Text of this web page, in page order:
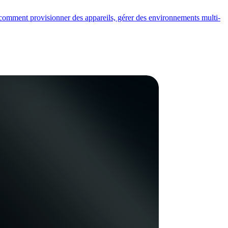
provisionner des appareils, gérer des environnements multi-